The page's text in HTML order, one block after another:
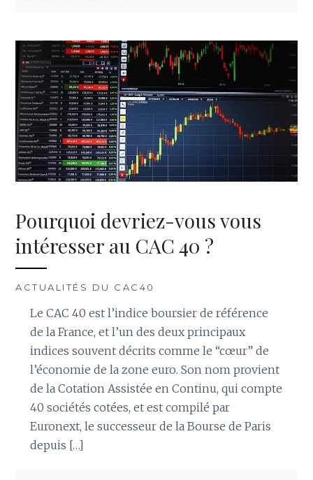
Pourquoi devriez-vous vous
intéresser au CAC 40 ?
ACTUALITÉS DU CAC40
Le CAC 40 est l’indice boursier de référence
de la France, et l’un des deux principaux
indices souvent décrits comme le “cœur” de
l’économie de la zone euro. Son nom provient
de la Cotation Assistée en Continu, qui compte
40 sociétés cotées, et est compilé par
Euronext, le successeur de la Bourse de Paris
depuis […]